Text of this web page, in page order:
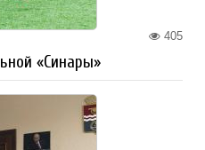
405
«Синары»